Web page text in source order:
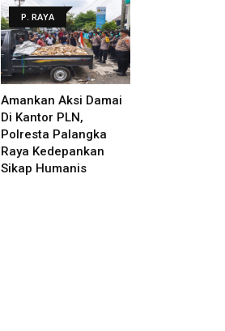
P. RAYA
Amankan Aksi Damai
Di Kantor PLN,
Polresta Palangka
Raya Kedepankan
Sikap Humanis